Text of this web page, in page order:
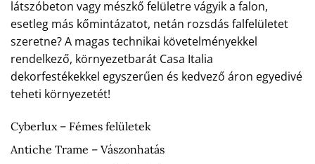
látszóbeton vagy mészkő felületre vágyik a falon,
esetleg más kőmintázatot, netán rozsdás falfelületet
szeretne? A magas technikai követelményekkel
rendelkező, környezetbarát Casa Italia
dekorfestékekkel egyszerűen és kedvező áron egyedivé
teheti környezetét!
Cyberlux – Fémes felületek
Antiche Trame – Vászonhatás